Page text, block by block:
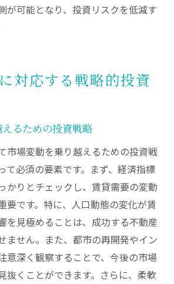
が可能となり、投資リスクを低減す
対応する戦略的投資
るための投資戦略
市場変動を乗り越えるための投資戦
て必須の要素です。まず、経済指標
かりとチェックし、賃貸需要の変動
要です。特に、人口動態の変化が賃
を見極めることは、成功する不動産
ません。また、都市の再開発やイン
意深く観察することで、今後の市場
抜くことができます。さらに、柔軟